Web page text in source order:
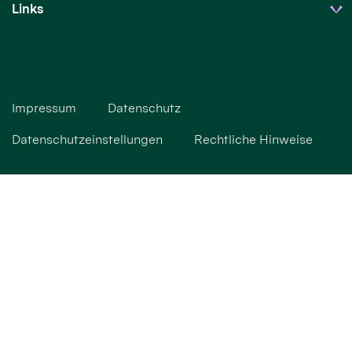
Links
Impressum Datenschutz
Datenschutzeinstellungen Rechtliche Hinweise